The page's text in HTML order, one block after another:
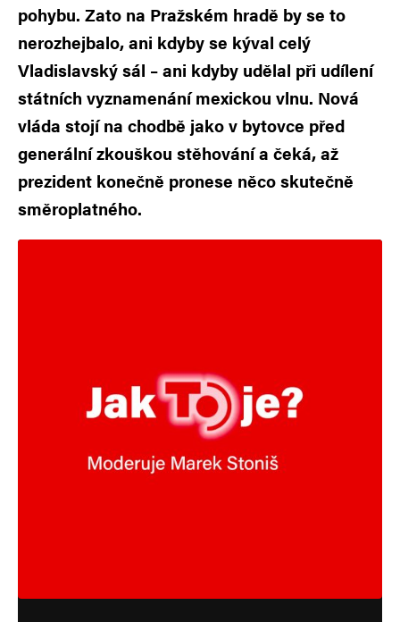
pohybu. Zato na Pražském hradě by se to
nerozhejbalo, ani kdyby se kýval celý
Vladislavský sál – ani kdyby udělal při udílení
státních vyznamenání mexickou vlnu. Nová
vláda stojí na chodbě jako v bytovce před
generální zkouškou stěhování a čeká, až
prezident konečně pronese něco skutečně
směroplatného.